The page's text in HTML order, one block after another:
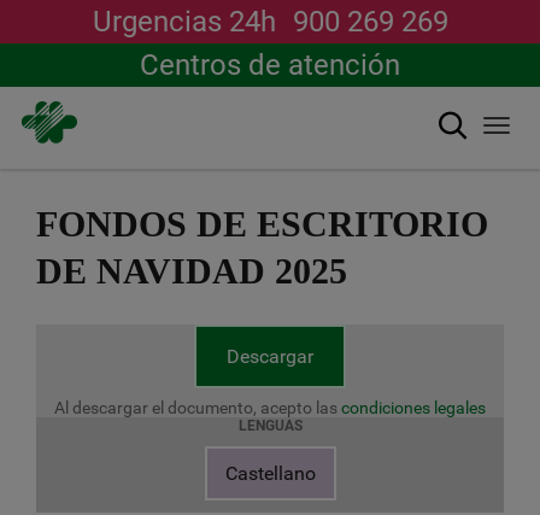
contenido
Urgencias 24h 900 269 269
Centros de atención
Buscar
FONDOS DE ESCRITORIO
DE NAVIDAD 2025
Descargar
Al descargar el documento, acepto lascondiciones legales
LENGUAS
Castellano